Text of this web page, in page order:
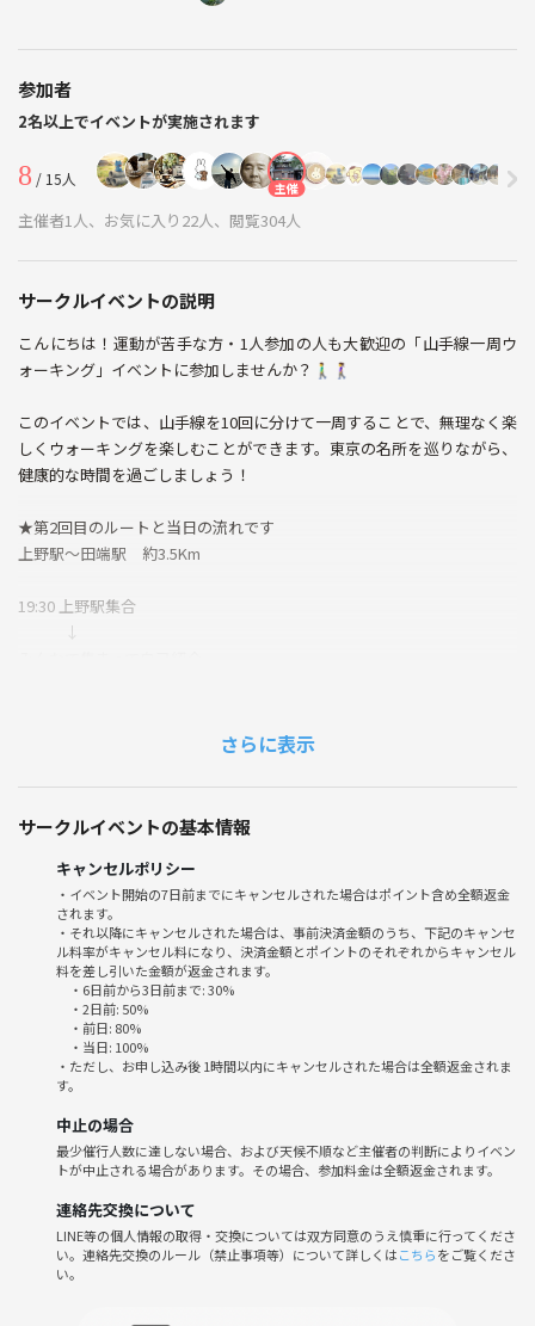
参加者
2名以上でイベントが実施されます
8 / 15人 主催
主催者1人、お気に入り22人、閲覧304人
サークルイベントの説明
こんにちは！運動が苦手な方・1人参加の人も大歓迎の「山手線一周ウ
ォーキング」イベントに参加しませんか？🚶‍♂️🚶‍♀️
このイベントでは、山手線を10回に分けて一周することで、無理なく楽
しくウォーキングを楽しむことができます。東京の名所を巡りながら、
健康的な時間を過ごしましょう！
★第2回目のルートと当日の流れです
上野駅〜田端駅 約3.5Km
19:30 上野駅集合
↓
参加者の皆さんと一緒に、ゆっくりとしたペースでウォーキングを楽し
みましょう。
途中で休憩を挟みながら、各駅の魅力を発見することができます。
🌱サークルの雰囲気
私たちのサークルは、運動が苦手な方でも気軽に参加できるアットホー
ムな雰囲気を大切にしています。お一人での参加も大歓迎！参加者同士
で楽しく会話しながら、リラックスした時間を過ごしましょう。新しい
友達を作るチャンスでもありますので、ぜひお気軽にご参加ください😊
⚠️注意事項⚠️
以下の行為はご遠慮ください。
・勧誘や営業、しつこいナンパ、暴言などの迷惑行為
・イベント内容や参加者の写真、動画の無断SNS投稿
・サークルの雰囲気を乱す行動や、運営の指示に従わない行為
さらに表示
サークルイベントの基本情報
キャンセルポリシー
・イベント開始の7日前までにキャンセルされた場合はポイント含め全額返金
されます。
・それ以降にキャンセルされた場合は、事前決済金額のうち、下記のキャンセ
ル料率がキャンセル料になり、決済金額とポイントのそれぞれからキャンセル
料を差し引いた金額が返金されます。
・6日前から3日前まで: 30%
・2日前: 50%
・前日: 80%
・当日: 100%
・ただし、お申し込み後 1時間以内にキャンセルされた場合は全額返金されま
す。
中止の場合
最少催行人数に達しない場合、および天候不順など主催者の判断によりイベン
トが中止される場合があります。その場合、参加料金は全額返金されます。
連絡先交換について
LINE等の個人情報の取得・交換については双方同意のうえ慎重に行ってくださ
い。連絡先交換のルール（禁止事項等）について詳しくはこちらをご覧くださ
い。